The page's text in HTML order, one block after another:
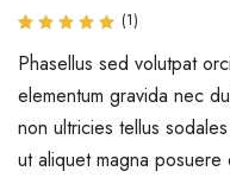
5.00az
5-ből,
értékelés
(1)
Phasellus sed volutpat
elementum gravida nec
non ultricies tellus
ut aliquet magna posuere